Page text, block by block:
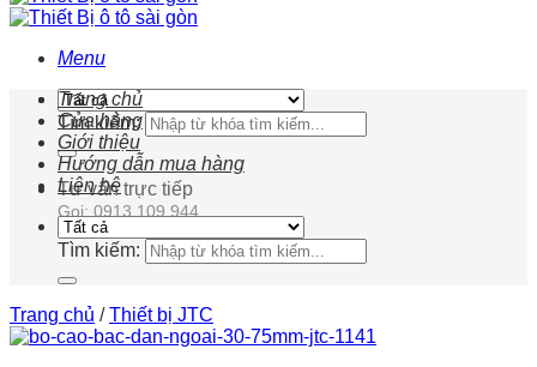
Menu
Tìm kiếm:
Tư vấn trực tiếp
Gọi: 0913 109 944
Trang chủ
Cửa hàng
Giới thiệu
Hướng dẫn mua hàng
Liên hệ
Tìm kiếm:
Trang chủ / Thiết bị JTC